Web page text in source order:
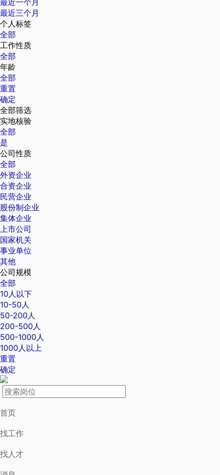
最近三个月
个人标签
全部
工作性质
全部
年龄
全部
重置
确定
全部筛选
实地核验
全部
是
公司性质
全部
外资企业
合资企业
民营企业
股份制企业
集体企业
上市公司
国家机关
事业单位
其他
公司规模
全部
10人以下
10-50人
50-200人
200-500人
500-1000人
1000人以上
重置
确定
首页
找工作
找人才